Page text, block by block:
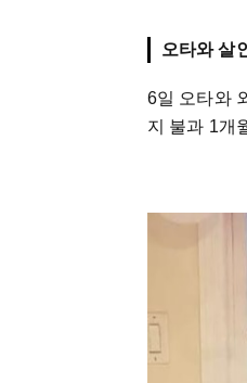
오타와 살
6일 오타와
지 불과 1개